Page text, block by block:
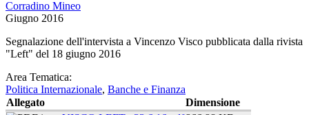
Corradino Mineo
Giugno 2016
Segnalazione dell'intervista a Vincenzo Visco pubblicata dalla rivista
"Left" del 18 giugno 2016
Area Tematica:
Politica Internazionale, Banche e Finanza
Allegato
Dimensione